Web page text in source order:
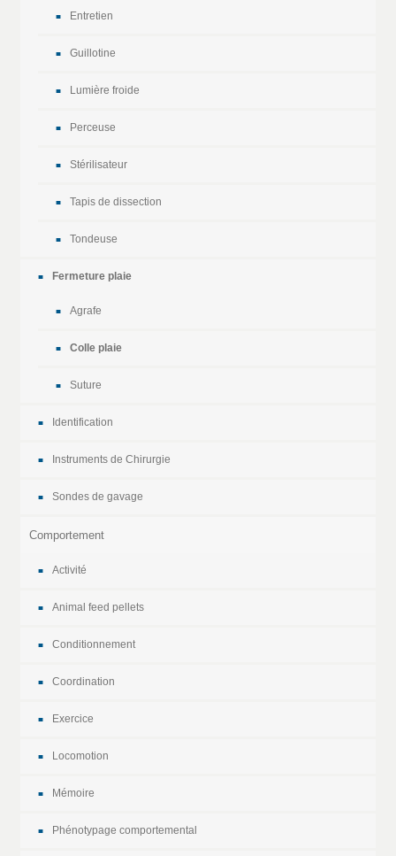
Entretien
Guillotine
Lumière froide
Perceuse
Stérilisateur
Tapis de dissection
Tondeuse
Fermeture plaie
Agrafe
Colle plaie
Suture
Identification
Instruments de Chirurgie
Sondes de gavage
Comportement
Activité
Animal feed pellets
Conditionnement
Coordination
Exercice
Locomotion
Mémoire
Phénotypage comportemental